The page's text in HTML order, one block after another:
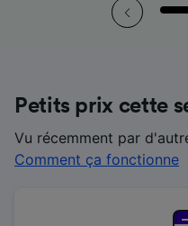
Petits prix cette
Vu récemment par
Comment ça fonctionne